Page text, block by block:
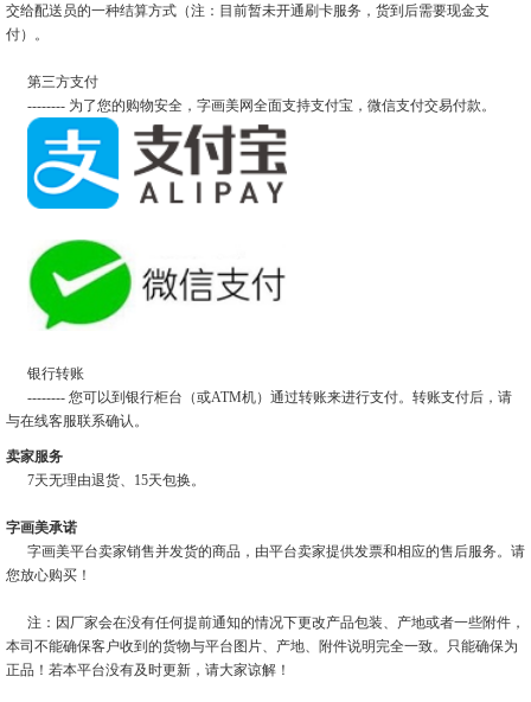
交给配送员的一种结算方式（注：目前暂未开通刷卡服务，货到后需要现金支
付）。
第三方支付
-------- 为了您的购物安全，字画美网全面支持支付宝，微信支付交易付款。
银行转账
-------- 您可以到银行柜台（或ATM机）通过转账来进行支付。转账支付后，请
与在线客服联系确认。
卖家服务
7天无理由退货、15天包换。
字画美承诺
字画美平台卖家销售并发货的商品，由平台卖家提供发票和相应的售后服务。请
您放心购买！
注：因厂家会在没有任何提前通知的情况下更改产品包装、产地或者一些附件，
本司不能确保客户收到的货物与平台图片、产地、附件说明完全一致。只能确保为
正品！若本平台没有及时更新，请大家谅解！